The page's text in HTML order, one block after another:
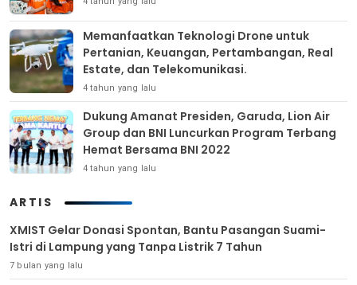
Memanfaatkan Teknologi Drone untuk
Pertanian, Keuangan, Pertambangan, Real
Estate, dan Telekomunikasi.
4 tahun yang lalu
Dukung Amanat Presiden, Garuda, Lion Air
Group dan BNI Luncurkan Program Terbang
Hemat Bersama BNI 2022
4 tahun yang lalu
ARTIS
XMIST Gelar Donasi Spontan, Bantu Pasangan Suami-
Istri di Lampung yang Tanpa Listrik 7 Tahun
7 bulan yang lalu